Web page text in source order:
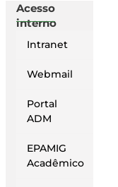
Acesso
interno
Intranet
Webmail
Portal
ADM
EPAMIG
Acadêmico